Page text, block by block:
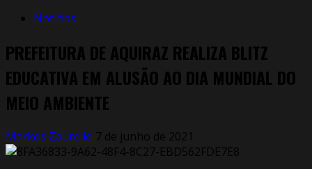
Notícias
PREFEITURA DE AQUIRAZ REALIZA BLITZ
EDUCATIVA EM ALUSÃO AO DIA MUNDIAL DO
MEIO AMBIENTE
Markos Zaurelio 7 de junho de 2021